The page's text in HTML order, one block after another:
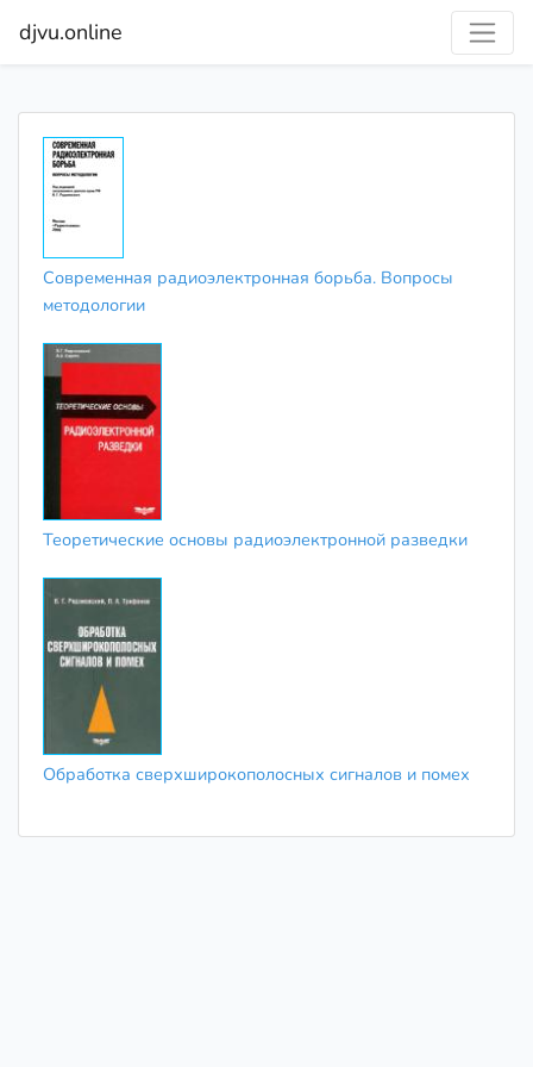
djvu.online
Современная радиоэлектронная борьба. Вопросы
методологии
Теоретические основы радиоэлектронной разведки
Обработка сверхширокополосных сигналов и помех